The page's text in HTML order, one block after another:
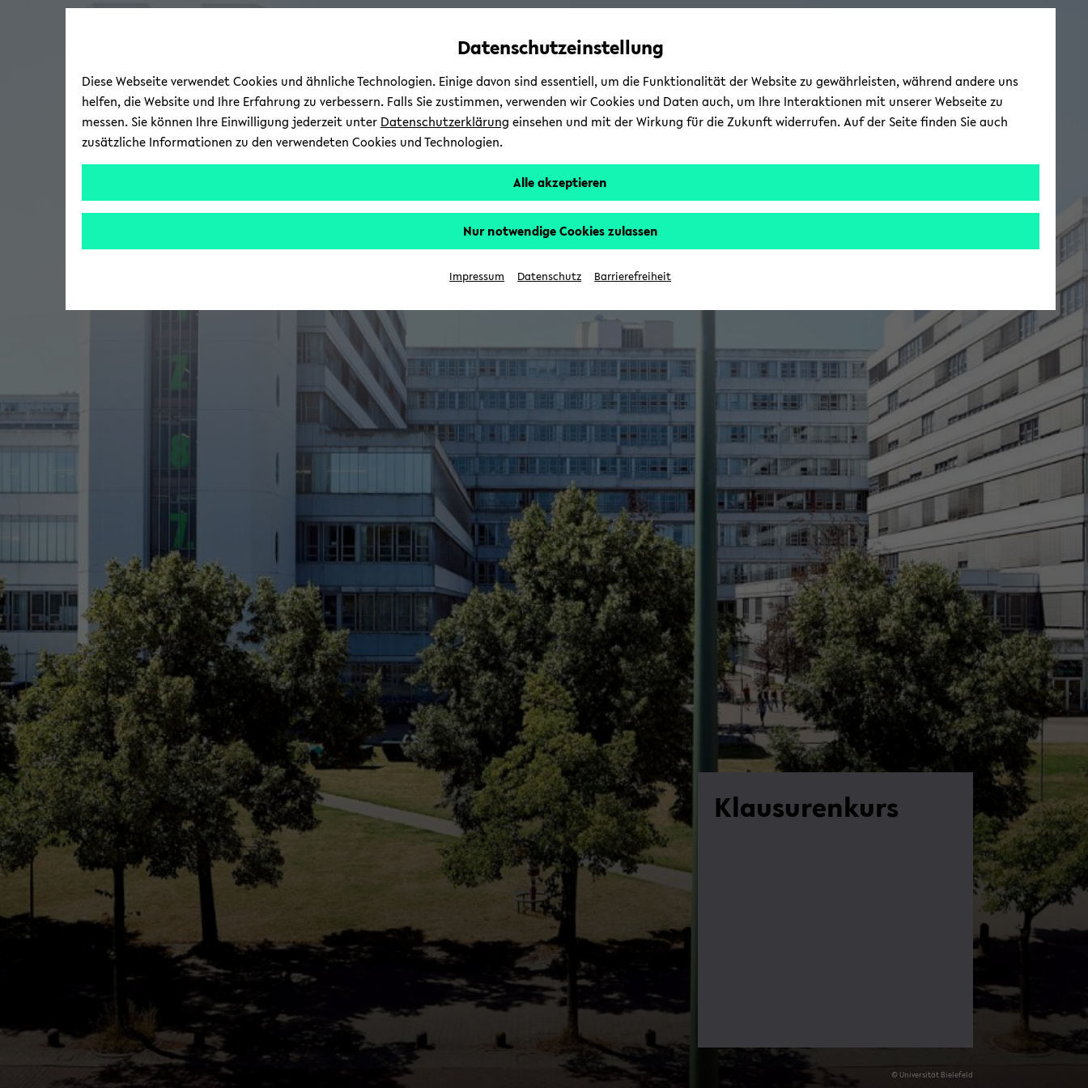
Automatische
vermeiden
zum
wechseln
zum
wechseln
zum
wechseln
Klau­su­ren­kurs
© Uni­ver­si­tät Bie­le­feld
Datenschutzeinstellung
Diese Webseite verwendet Cookies und ähnliche Technologien. Einige davon sind essentiell, um die Funktionalität der Website zu gewährleisten, während andere uns
helfen, die Website und Ihre Erfahrung zu verbessern. Falls Sie zustimmen, verwenden wir Cookies und Daten auch, um Ihre Interaktionen mit unserer Webseite zu
messen. Sie können Ihre Einwilligung jederzeit unter Datenschutzerklärung einsehen und mit der Wirkung für die Zukunft widerrufen. Auf der Seite finden Sie auch
zusätzliche Informationen zu den verwendeten Cookies und Technologien.
Alle akzeptieren
Nur notwendige Cookies zulassen
Impressum Datenschutz Barrierefreiheit